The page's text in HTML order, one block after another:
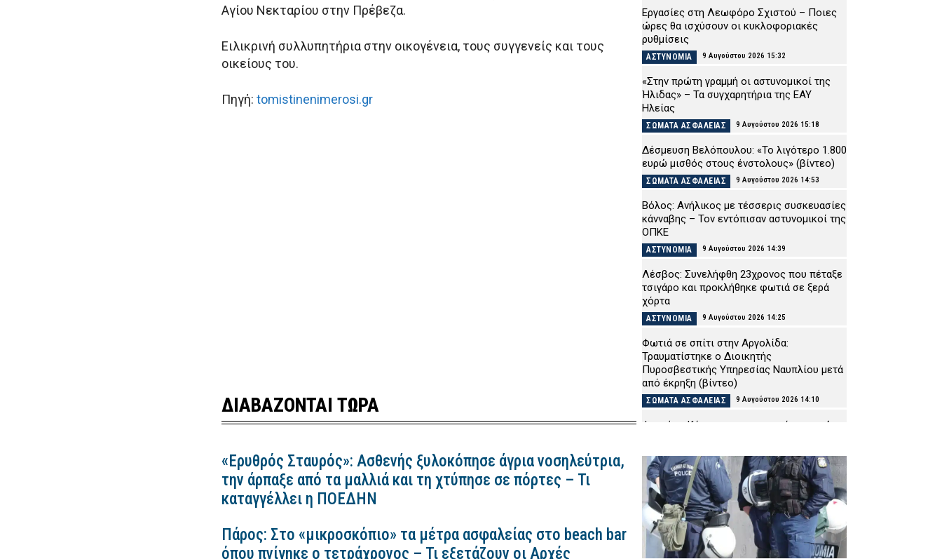
Αγίου Νεκταρίου στην Πρέβεζα.
Ειλικρινή συλλυπητήρια στην οικογένεια, τους συγγενείς και τους
οικείους του.
Πηγή: tomistinenimerosi.gr
ΔΙΑΒΑΖΟΝΤΑΙ ΤΩΡΑ
«Ερυθρός Σταυρός»: Ασθενής ξυλοκόπησε άγρια νοσηλεύτρια,
την άρπαξε από τα μαλλιά και τη χτύπησε σε πόρτες – Τι
καταγγέλλει η ΠΟΕΔΗΝ
Πάρος: Στο «μικροσκόπιο» τα μέτρα ασφαλείας στο beach bar
όπου πνίγηκε ο τετράχρονος – Τι εξετάζουν οι Αρχές
Εργασίες στη Λεωφόρο Σχιστού – Ποιες
ώρες θα ισχύσουν οι κυκλοφοριακές
ρυθμίσεις
ΑΣΤΥΝΟΜΙΑ 9 Αυγούστου 2026 15:32
«Στην πρώτη γραμμή οι αστυνομικοί της
Ήλιδας» – Τα συγχαρητήρια της ΕΑΥ
Ηλείας
ΣΩΜΑΤΑ ΑΣΦΑΛΕΙΑΣ 9 Αυγούστου 2026 15:18
Δέσμευση Βελόπουλου: «Το λιγότερο 1.800
ευρώ μισθός στους ένστολους» (βίντεο)
ΣΩΜΑΤΑ ΑΣΦΑΛΕΙΑΣ 9 Αυγούστου 2026 14:53
Βόλος: Ανήλικος με τέσσερις συσκευασίες
κάνναβης – Τον εντόπισαν αστυνομικοί της
ΟΠΚΕ
ΑΣΤΥΝΟΜΙΑ 9 Αυγούστου 2026 14:39
Λέσβος: Συνελήφθη 23χρονος που πέταξε
τσιγάρο και προκλήθηκε φωτιά σε ξερά
χόρτα
ΑΣΤΥΝΟΜΙΑ 9 Αυγούστου 2026 14:25
Φωτιά σε σπίτι στην Αργολίδα:
Τραυματίστηκε o Διοικητής
Πυροσβεστικής Υπηρεσίας Ναυπλίου μετά
από έκρηξη (βίντεο)
ΣΩΜΑΤΑ ΑΣΦΑΛΕΙΑΣ 9 Αυγούστου 2026 14:10
Φωτιές: «Κόκκινος» συναγερμός στη χώρα
Κινδύνου
ΕΙΔΗΣΕΙΣ 9 Αυγούστου 2026 13:55
Αθηνών-Σουνίου: Ελεύθερος ο 20χρονος
οδηγός του ΙΧ που έκανε παράνομη
αναστροφή και τραυμάτισε δύο
αστυνομικούς της ΔΙΑΣ